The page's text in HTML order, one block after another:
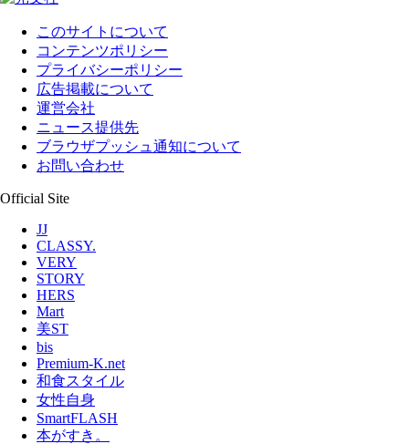
このサイトについて
コンテンツポリシー
プライバシーポリシー
広告掲載について
運営会社
ニュース提供先
ブラウザプッシュ通知について
お問い合わせ
Official Site
JJ
CLASSY.
VERY
STORY
HERS
Mart
美ST
bis
Premium-K.net
和食スタイル
女性自身
SmartFLASH
本がすき。